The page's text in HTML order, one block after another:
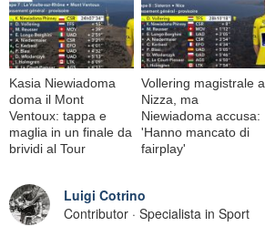
Kasia Niewiadoma
doma il Mont
Ventoux: tappa e
maglia in un finale da
brividi al Tour
Vollering magistrale a
Nizza, ma
Niewiadoma accusa:
'Hanno mancato di
fairplay'
Luigi Cotrino
Contributor · Specialista in Sport